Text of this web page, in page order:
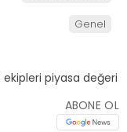
Genel
ABONE OL